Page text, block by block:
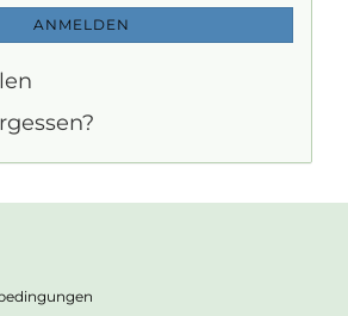
ANMELDEN